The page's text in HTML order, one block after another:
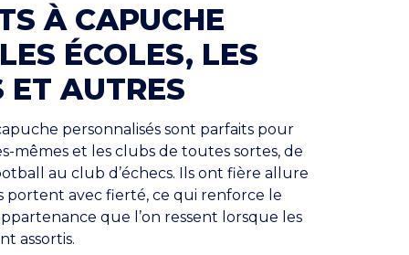
À CAPUCHE
ÉCOLES, LES
ET AUTRES
personnalisés sont parfaits pour
mêmes et les clubs de toutes sortes, de
au club d’échecs. Ils ont fière allure
portent avec fierté, ce qui renforce le
que l’on ressent lorsque les
assortis.